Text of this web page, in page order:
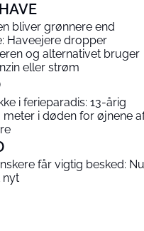
bliver grønnere end
Haveejere dropper
og alternativet bruger
eller strøm
i ferieparadis: 13-årig
i døden for øjnene
får vigtig besked: Nu
nyt